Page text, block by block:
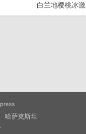
白兰地樱桃冰
哈萨克斯坦